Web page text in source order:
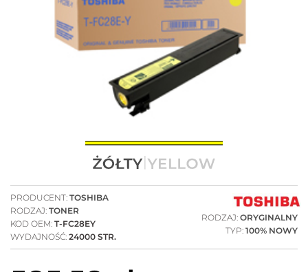
PRODUCENT: TOSHIBA
RODZAJ: TONER
KOD OEM: T-FC28EY
WYDAJNOŚĆ: 24000 STR.
RODZAJ: ORYGINALNY
TYP: 100% NOWY